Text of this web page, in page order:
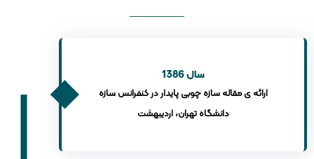
سال 1386
ارائه ی مقاله سازه چوبی پایدار در کنفرانس سازه
دانشگاه تهران، اردیبهشت